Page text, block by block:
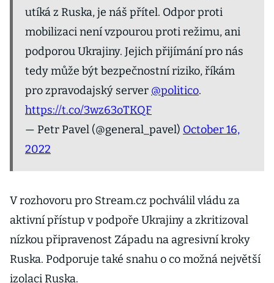
utíká z Ruska, je náš přítel. Odpor proti
mobilizaci není vzpourou proti režimu, ani
podporou Ukrajiny. Jejich přijímání pro nás
tedy může být bezpečnostní riziko, říkám
pro zpravodajský server @politico.
https://t.co/3wz63oTKQF
— Petr Pavel (@general_pavel) October 16,
2022
V rozhovoru pro Stream.cz pochválil vládu za
aktivní přístup v podpoře Ukrajiny a zkritizoval
nízkou připravenost Západu na agresivní kroky
Ruska. Podporuje také snahu o co možná největší
izolaci Ruska.